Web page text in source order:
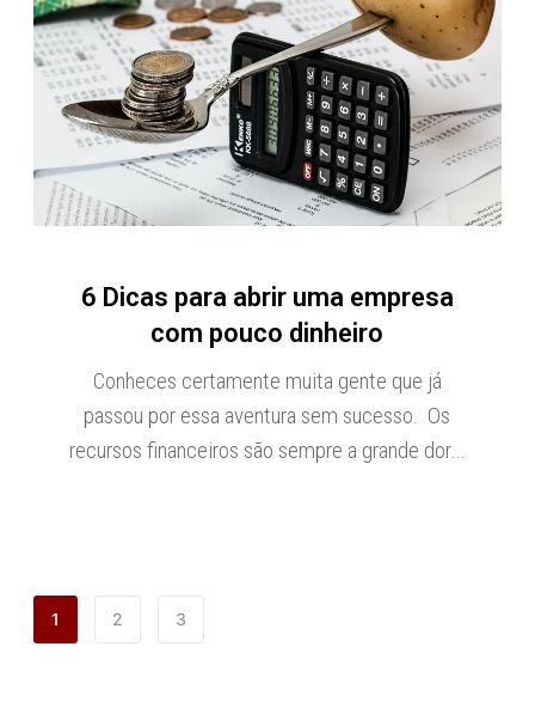
6 Dicas para abrir uma empresa
com pouco dinheiro
Conheces certamente muita gente que já
passou por essa aventura sem sucesso. Os
recursos financeiros são sempre a grande dor…
1 2 3